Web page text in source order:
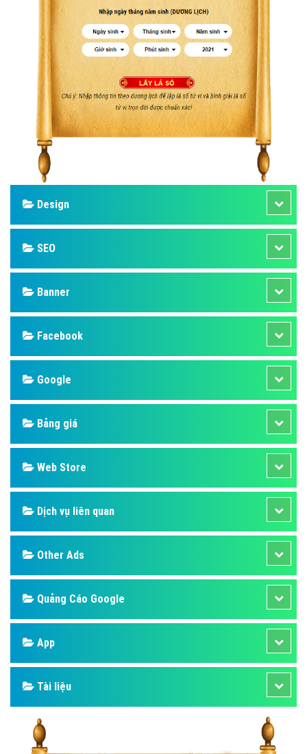
Design
SEO
Banner
Facebook
Google
Bảng giá
Web Store
Dịch vụ liên quan
Other Ads
Quảng Cáo Google
App
Tài liệu